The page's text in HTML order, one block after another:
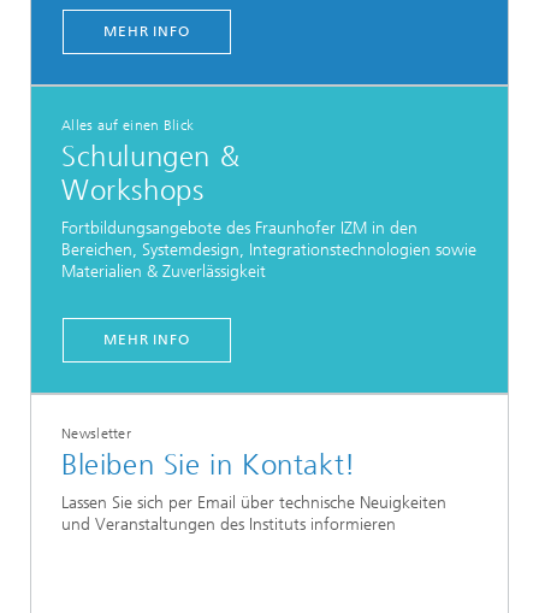
MEHR INFO
Alles auf einen Blick
Schulungen &
Workshops
Fortbildungsangebote des Fraunhofer IZM in den
Bereichen, Systemdesign, Integrationstechnologien sowie
Materialien & Zuverlässigkeit
MEHR INFO
Newsletter
Bleiben Sie in Kontakt!
Lassen Sie sich per Email über technische Neuigkeiten
und Veranstaltungen des Instituts informieren